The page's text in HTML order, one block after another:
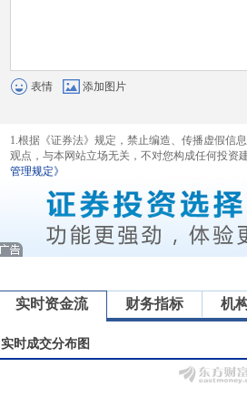
表情 添加图片
1.根据《证券法》规定，禁止编造、传播虚假信
观点，与本网站立场无关，不对您构成任何投资
管理规定》
实时资金流 财务指标 机
实时成交分布图